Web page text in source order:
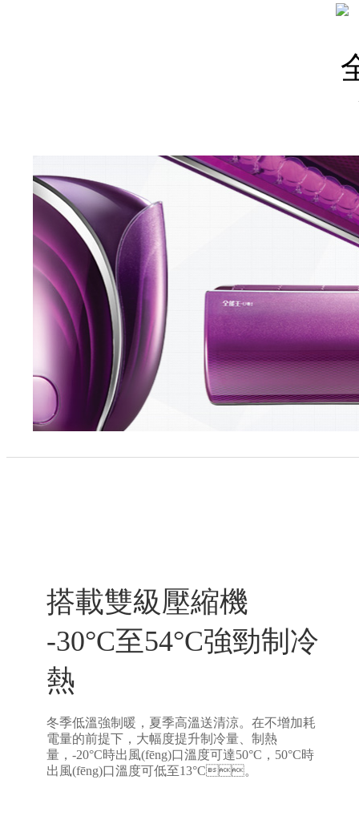
搭載雙級壓縮機
-30°C至54°C強勁制冷
熱
冬季低溫強制暖，夏季高溫送清涼。在不增加耗
電量的前提下，大幅度提升制冷量、制熱
量，-20°C時出風(fēng)口溫度可達50°C，50°C時
出風(fēng)口溫度可低至13°C。